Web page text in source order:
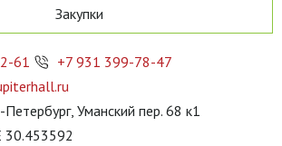
Закупки
61
+7 931 399-78-47
Уманский пер. 68 к1
30.453592